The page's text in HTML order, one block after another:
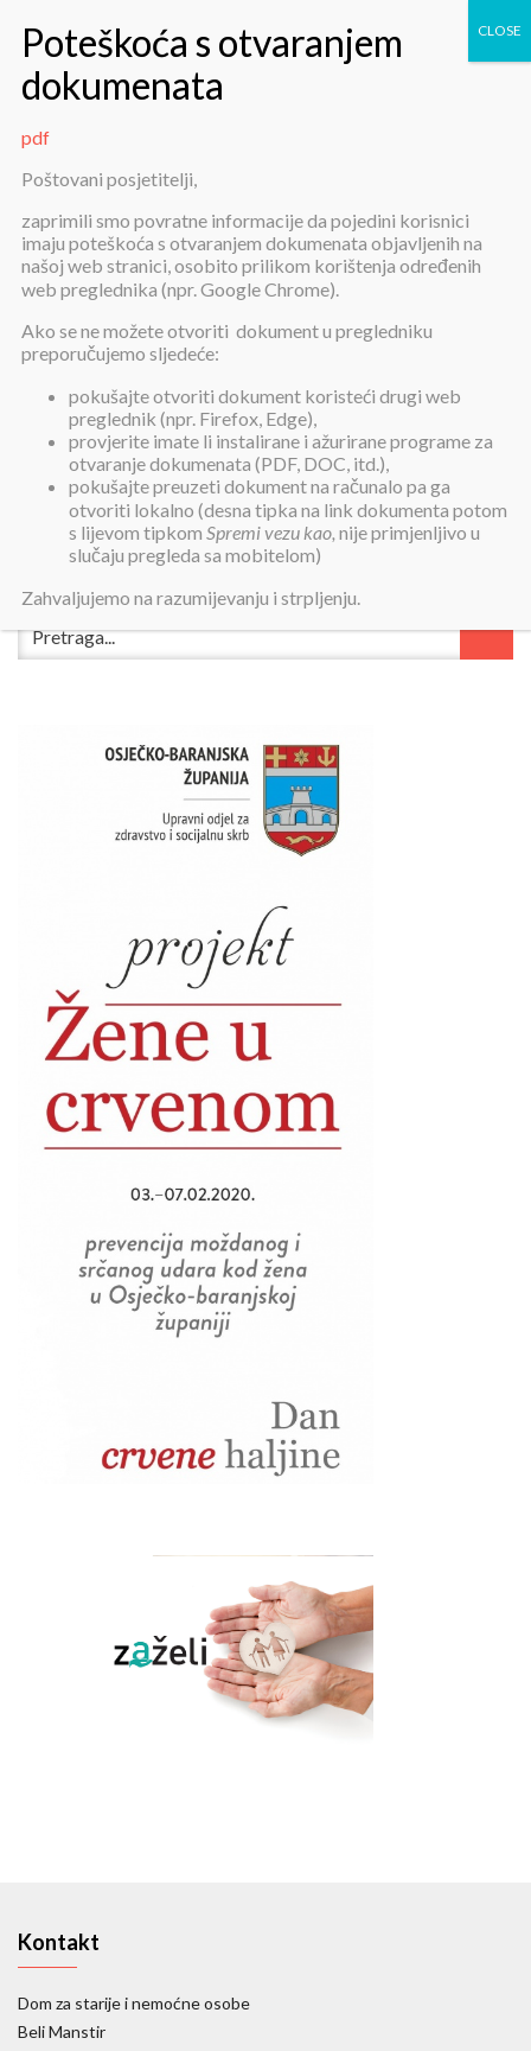
pdf
Objavljeno:9. prosinca 2025.
Kontakt
Dom za starije i nemoćne osobe
Beli Manstir
pdf
Poštovani posjetitelji,
zaprimili smo povratne informacije da pojedini korisnici
imaju poteškoća s otvaranjem dokumenata objavljenih na
našoj web stranici, osobito prilikom korištenja određenih
web preglednika (npr. Google Chrome).
Ako se ne možete otvoriti dokument u pregledniku
preporučujemo sljedeće:
pokušajte otvoriti dokument koristeći drugi web
preglednik (npr. Firefox, Edge),
provjerite imate li instalirane i ažurirane programe za
otvaranje dokumenata (PDF, DOC, itd.),
pokušajte preuzeti dokument na računalo pa ga
otvoriti lokalno (desna tipka na link dokumenta potom
s lijevom tipkom Spremi vezu kao, nije primjenljivo u
slučaju pregleda sa mobitelom)
Zahvaljujemo na razumijevanju i strpljenju.